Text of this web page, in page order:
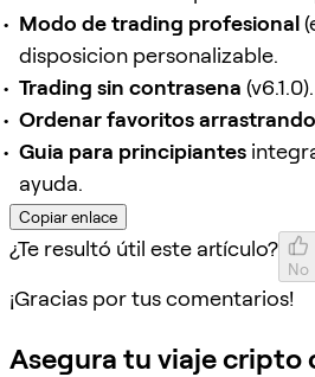
Modo de trading profesional
disposicion personalizable.
Trading sin contrasena (v6.1.0).
Ordenar favoritos
Guia para principiantes
ayuda.
Copiar enlace
¿Te resultó útil este artículo?
No
¡Gracias por tus comentarios!
Asegura tu viaje cripto